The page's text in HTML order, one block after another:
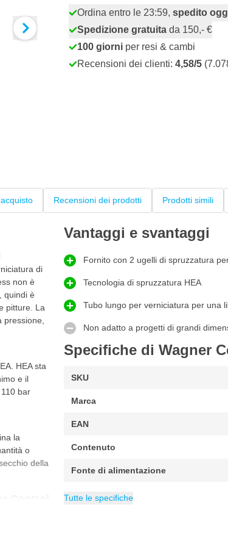
Ordina entro le 23:59, spedito
Spedizione gratuita da 150,- €
100 giorni per resi & cambi
Recensioni dei clienti: 4,58/5
Recensioni dei prodotti Prodotti simili
di
non è
quindi è
pitture. La
HEA sta
e il
bar
la
o
della
fornita di
Vantaggi e svantaggi
Fornito con 2 ugelli di spruzzatura
Tecnologia di spruzzatura HEA
Tubo lungo per verniciatura per una
Non adatto a progetti di grandi
Specifiche di Wagner
SKU
Marca
EAN
Contenuto
Fonte di alimentazione
Confezione
Peso 13 kg
Consumo d'aria
Modello Airless
Applicazione
Categoria
Tutte le specifiche